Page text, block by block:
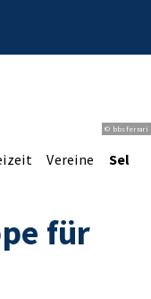
© bbsferrari
Vereine
für